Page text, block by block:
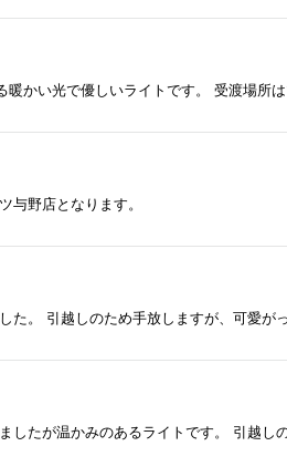
与野店となります。